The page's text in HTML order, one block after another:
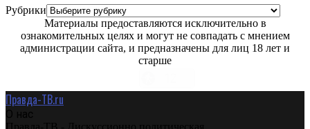
Рубрики
Материалы предоставляются исключительно в
ознакомительных целях и могут не совпадать с мнением
администрации сайта, и предназначены для лиц 18 лет и
старше
Правда-ТВ.ru
О нас